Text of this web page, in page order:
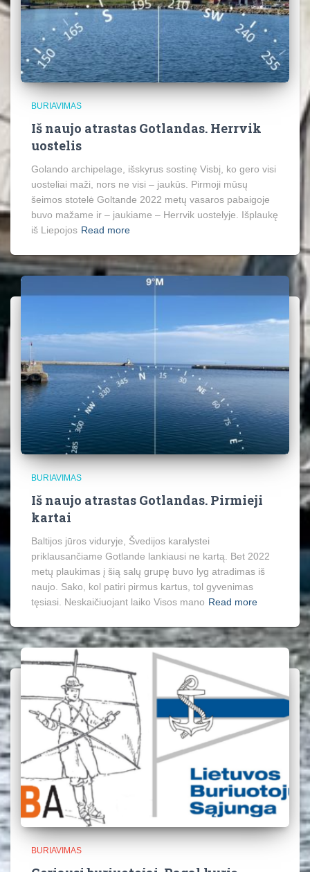
BURIAVIMAS
Iš naujo atrastas Gotlandas. Herrvik
uostelis
Golando archipelage, išskyrus sostinę Visbį, ko gero visi
uosteliai maži, nors ne visi – jaukūs. Pirmoji mūsų
šeimos stotelė Goltande 2022 metų vasaros pabaigoje
buvo mažame ir – jaukiame – Herrvik uostelyje. Išplaukę
iš Liepojos Read more
BURIAVIMAS
Iš naujo atrastas Gotlandas. Pirmieji
kartai
Baltijos jūros viduryje, Švedijos karalystei
priklausančiame Gotlande lankiausi ne kartą. Bet 2022
metų plaukimas į šią salų grupę buvo lyg atradimas iš
naujo. Sako, kol patiri pirmus kartus, tol gyvenimas
tęsiasi. Neskaičiuojant laiko Visos mano Read more
BURIAVIMAS